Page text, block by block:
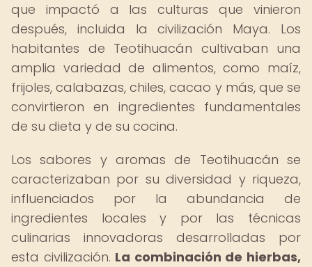
que impactó a las culturas que vinieron
después, incluida la civilización Maya. Los
habitantes de Teotihuacán cultivaban una
amplia variedad de alimentos, como maíz,
frijoles, calabazas, chiles, cacao y más, que se
convirtieron en ingredientes fundamentales
de su dieta y de su cocina.
Los sabores y aromas de Teotihuacán se
caracterizaban por su diversidad y riqueza,
influenciados por la abundancia de
ingredientes locales y por las técnicas
culinarias innovadoras desarrolladas por
esta civilización. La combinación de hierbas,